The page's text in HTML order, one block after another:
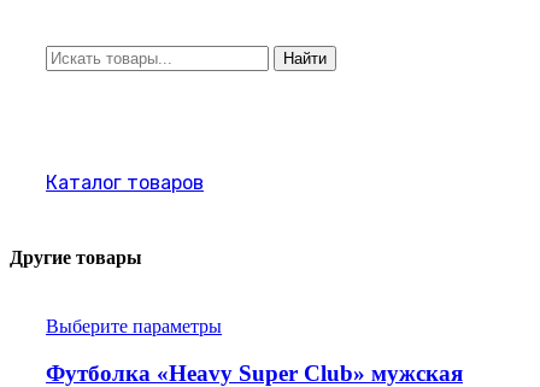
Искать: Найти
Каталог товаров
Другие товары
Выберите параметры
Футболка «Heavy Super Club» мужская